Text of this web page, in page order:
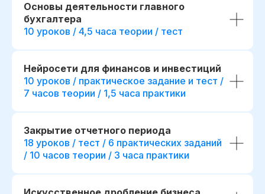
Основы деятельности главного
бухгалтера
10 уроков / 4,5 часа теории / тест
Нейросети для финансов и инвестиций
10 уроков / практическое задание и тест /
7 часов теории / 1,5 часа практики
Закрытие отчетного периода
18 уроков / тест / 6 практических заданий
/ 10 часов теории / 3 часа практики